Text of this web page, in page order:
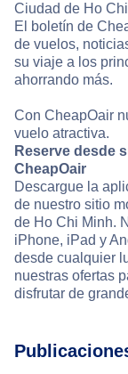
Ciudad de Ho
El boletín de
de vuelos,
su viaje a los
ahorrando más.
Con CheapOair
vuelo atractiva.
Reserve desde
CheapOair
Descargue la
de nuestro sitio
de Ho Chi Minh.
iPhone, iPad y
desde cualquier
nuestras ofertas
disfrutar de